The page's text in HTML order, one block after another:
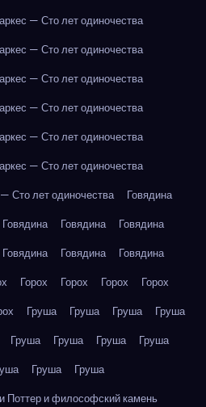
— Сто лет одиночества
— Сто лет одиночества
— Сто лет одиночества
— Сто лет одиночества
— Сто лет одиночества
— Сто лет одиночества
Сто лет одиночества
Говядина
Говядина Говядина
Говядина
Говядина Говядина
Говядина
Горох Горох Горох
Горох
Груша Груша Груша
Груша
Груша Груша Груша
Груша
Груша
Груша
Поттер и философский камень